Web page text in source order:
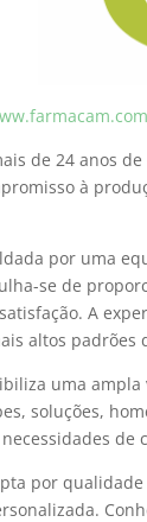
de 24 anos
à
por uma
se de
A
altos padrões
uma
soluções,
de
por